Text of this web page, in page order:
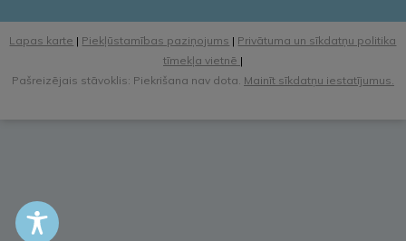
Lapas karte | Piekļūstamības paziņojums | Privātuma un sīkdatņu politika
tīmekļa vietnē |
Pašreizējais stāvoklis: Piekrišana nav dota. Mainīt sīkdatņu iestatījumus.